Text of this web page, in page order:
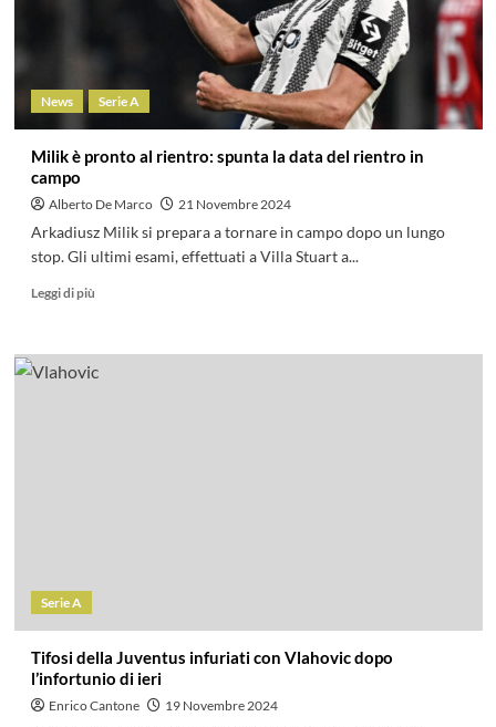
News Serie A
Milik è pronto al rientro: spunta la data del rientro in
campo
Alberto De Marco 21 Novembre 2024
Arkadiusz Milik si prepara a tornare in campo dopo un lungo
stop. Gli ultimi esami, effettuati a Villa Stuart a...
Leggi di più
Serie A
Tifosi della Juventus infuriati con Vlahovic dopo
l’infortunio di ieri
Enrico Cantone 19 Novembre 2024